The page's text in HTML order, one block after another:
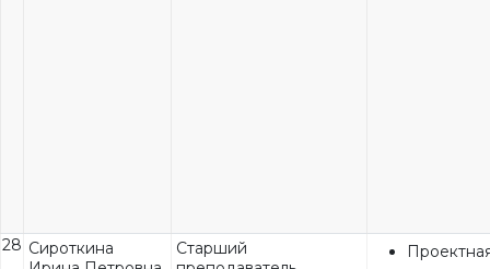
28 Сироткина
Старший